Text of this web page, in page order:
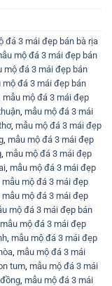
đá 3 mái đẹp bán bà rịa
mộ đá 3 mái đẹp bán
mộ đá 3 mái đẹp bán
mộ đá 3 mái đẹp bán
mẫu mộ đá 3 mái đẹp
mẫu mộ đá 3 mái
, mẫu mộ đá 3 mái đẹp
mẫu mộ đá 3 mái đẹp
mẫu mộ đá 3 mái đẹp
mẫu mộ đá 3 mái đẹp
mẫu mộ đá 3 mái đẹp
mẫu mộ đá 3 mái đẹp
mộ đá 3 mái đẹp bán
mẫu mộ đá 3 mái đẹp
mẫu mộ đá 3 mái đẹp
mẫu mộ đá 3 mái
tum mẫu mộ đá 3 mái
mẫu mộ đá 3 mái